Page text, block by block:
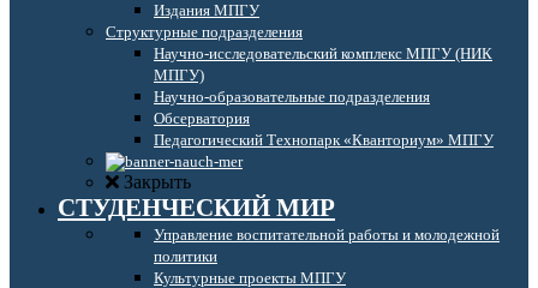
Издания МПГУ
Структурные подразделения
Научно-исследовательский комплекс МПГУ (НИК
МПГУ)
Научно-образовательные подразделения
Обсерватория
Педагогический Технопарк «Кванториум» МПГУ
Закрыть
СТУДЕНЧЕСКИЙ МИР
Управление воспитательной работы и молодежной
политики
Культурные проекты МПГУ